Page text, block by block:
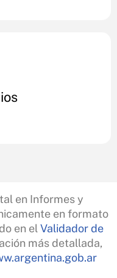
en Informes y
en formato
en el Validador de
más detallada,